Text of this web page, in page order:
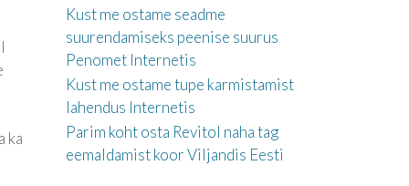
ka
Kust me ostame seadme
suurendamiseks peenise suurus
Penomet Internetis
Kust me ostame tupe karmistamist
lahendus Internetis
Parim koht osta Revitol naha tag
eemaldamist koor Viljandis Eesti